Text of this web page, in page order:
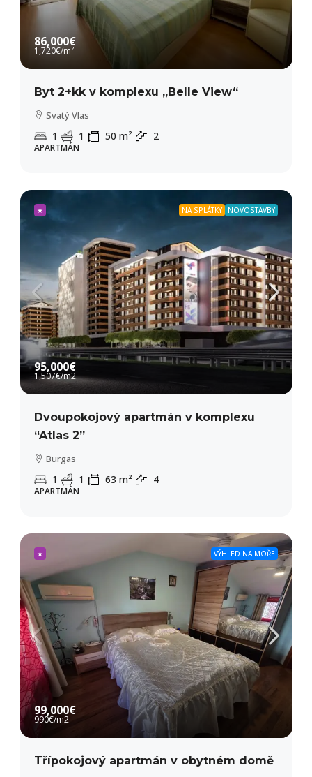
86,000€
1,720€/m²
Byt 2+kk v komplexu „Belle View“
Svatý Vlas
1 1 50 m² 2
APARTMÁN
★ NA SPLÁTKY NOVOSTAVBY
95,000€
1,507€/m2
Dvoupokojový apartmán v komplexu
“Atlas 2”
Burgas
1 1 63 m² 4
APARTMÁN
★ VÝHLED NA MOŘE
99,000€
990€/m2
Třípokojový apartmán v obytném domě